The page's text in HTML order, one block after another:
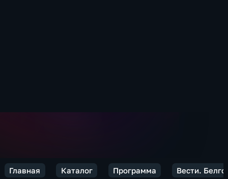
Главная Каталог Программа Вести.